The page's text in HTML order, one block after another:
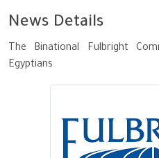
News Details
The Binational Fulbright
Egyptians